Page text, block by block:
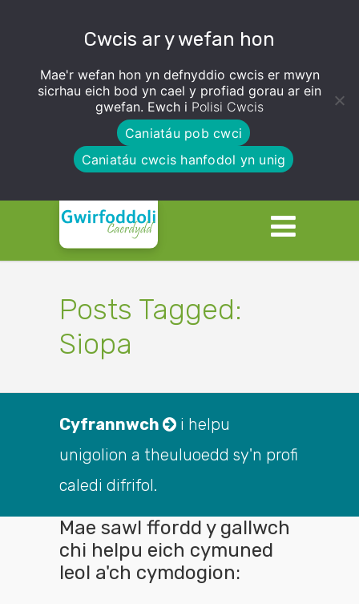
Cwcis ar y wefan hon
Mae'r wefan hon yn defnyddio cwcis er mwyn
sicrhau eich bod yn cael y profiad gorau ar ein
gwefan. Ewch i Polisi Cwcis
Caniatáu pob cwci
Caniatáu cwcis hanfodol yn unig
Posts Tagged:
Siopa
Cyfrannwch
i helpu
unigolion a theuluoedd sy'n profi
caledi difrifol.
Mae sawl ffordd y gallwch
chi helpu eich cymuned
leol a'ch cymdogion: